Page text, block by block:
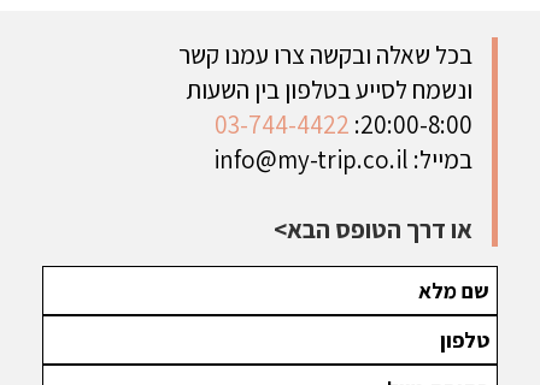
ההרשמה
הסתיימה
המקיף
למרוקו
בהתאמה
אישית
בכל שאלה ובקשה צרו עמנו קשר
ונשמח לסייע בטלפון בין השעות
20:00-8:00:
03-744-4422
במייל: info@my-trip.co.il
או דרך הטופס הבא>